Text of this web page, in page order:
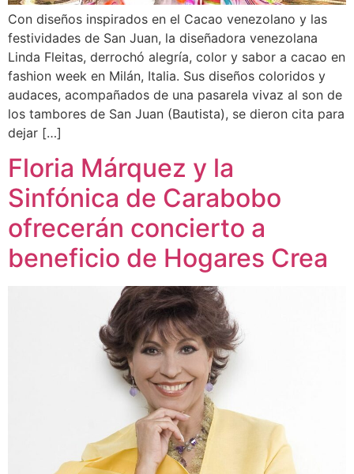
Con diseños inspirados en el Cacao venezolano y las
festividades de San Juan, la diseñadora venezolana
Linda Fleitas, derrochó alegría, color y sabor a cacao en
fashion week en Milán, Italia. Sus diseños coloridos y
audaces, acompañados de una pasarela vivaz al son de
los tambores de San Juan (Bautista), se dieron cita para
dejar […]
Floria Márquez y la
Sinfónica de Carabobo
ofrecerán concierto a
beneficio de Hogares Crea